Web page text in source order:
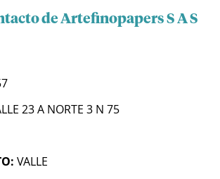
de Artefinopapers S A S
23 A NORTE 3 N 75
VALLE